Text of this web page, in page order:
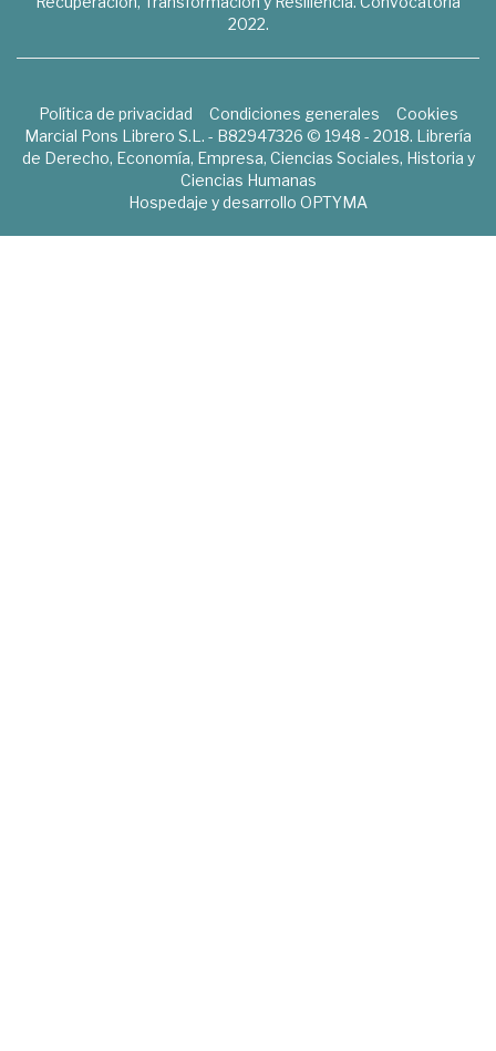
2022.
Política de privacidad Condiciones generales
Cookies
Marcial Pons Librero S.L. - B82947326 © 1948 - 2018. Librería
de Derecho, Economía, Empresa, Ciencias Sociales, Historia y
Ciencias Humanas
Hospedaje y desarrollo OPTYMA